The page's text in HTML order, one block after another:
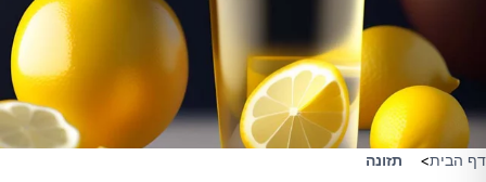
דף הבית> תזונה